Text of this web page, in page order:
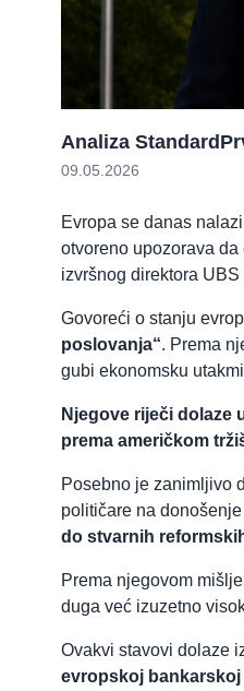
Analiza
09.05.2026
Evropa se danas
otvoreno upozorava da
izvršnog direktora
Govoreći o stanju
poslovanja“. Prema
gubi ekonomsku
Njegove riječi dolaze
prema američkom
Posebno je zanimljivo
političare na
do stvarnih
Prema njegovom
duga već izuzetno
Ovakvi stavovi dolaze
evropskoj